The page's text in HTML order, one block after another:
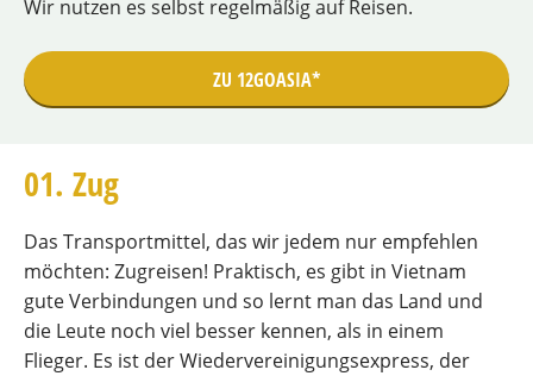
Wir nutzen es selbst regelmäßig auf Reisen.
ZU 12GOASIA*
01. Zug
Das Transportmittel, das wir jedem nur empfehlen
möchten: Zugreisen! Praktisch, es gibt in Vietnam
gute Verbindungen und so lernt man das Land und
die Leute noch viel besser kennen, als in einem
Flieger. Es ist der Wiedervereinigungsexpress, der